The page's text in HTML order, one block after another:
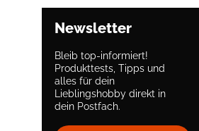
Newsletter
Bleib top-informiert!
Produkttests, Tipps und
alles für dein
Lieblingshobby direkt in
dein Postfach.